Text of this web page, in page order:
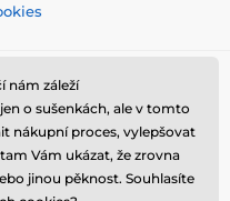
kartou
nám záleží
o sušenkách, ale v tomto
nákupní proces, vylepšovat
Vám ukázat, že zrovna
jinou pěknost. Souhlasíte